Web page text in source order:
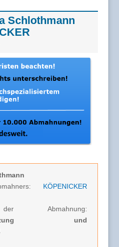
Schlothmann
KÖPENICKER
Abmahnung:
und